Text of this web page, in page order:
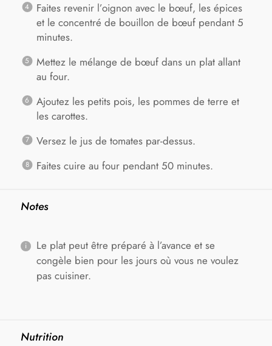
Faites revenir l’oignon avec le bœuf, les épices
et le concentré de bouillon de bœuf pendant 5
minutes.
Mettez le mélange de bœuf dans un plat allant
au four.
Ajoutez les petits pois, les pommes de terre et
les carottes.
Versez le jus de tomates par-dessus.
Faites cuire au four pendant 50 minutes.
Notes
Le plat peut être préparé à l’avance et se
congèle bien pour les jours où vous ne voulez
pas cuisiner.
Nutrition